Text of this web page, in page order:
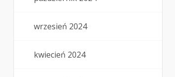
wrzesień 2024
kwiecień 2024